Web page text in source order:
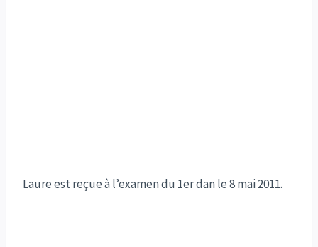
Laure est reçue à l’examen du 1er dan le 8 mai 2011.